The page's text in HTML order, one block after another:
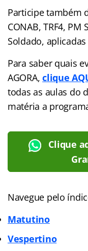
Participe também
CONAB, TRF4, PM
Soldado,
Para saber quais
AGORA,clique
todas as aulas do
matéria a
Clique
Navegue pelo
Matutino
Vespertino